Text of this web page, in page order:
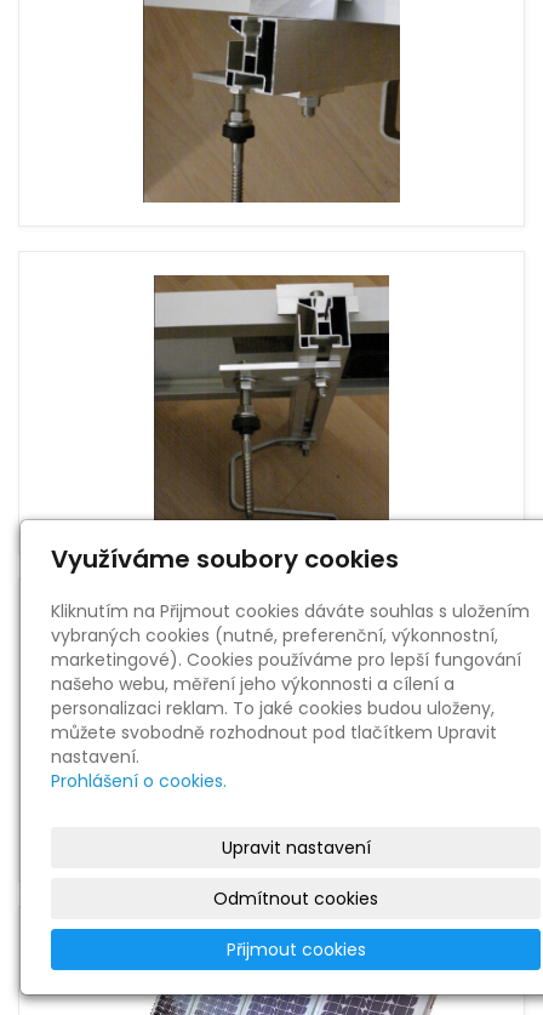
Využíváme soubory cookies
Kliknutím na Přijmout cookies dáváte souhlas s uložením
vybraných cookies (nutné, preferenční, výkonnostní,
marketingové). Cookies používáme pro lepší fungování
našeho webu, měření jeho výkonnosti a cílení a
personalizaci reklam. To jaké cookies budou uloženy,
můžete svobodně rozhodnout pod tlačítkem Upravit
nastavení.
Prohlášení o cookies.
Upravit nastavení
Odmítnout cookies
Přijmout cookies